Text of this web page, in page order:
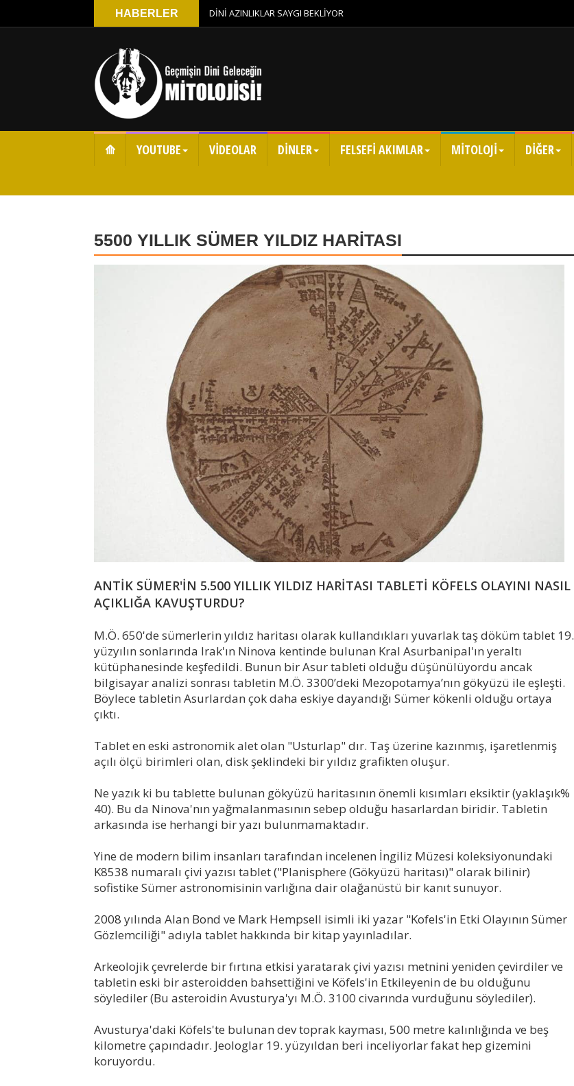
HABERLER DİNİ AZINLIKLAR SAYGI BEKLİYOR
⟰ YOUTUBE VİDEOLAR DİNLER FELSEFİ AKIMLAR MİTOLOJİ DİĞER
5500 YILLIK SÜMER YILDIZ HARİTASI
ANTİK SÜMER'İN 5.500 YILLIK YILDIZ HARİTASI TABLETİ KÖFELS OLAYINI NASIL
AÇIKLIĞA KAVUŞTURDU?
M.Ö. 650'de sümerlerin yıldız haritası olarak kullandıkları yuvarlak taş döküm tablet 19.
yüzyılın sonlarında Irak'ın Ninova kentinde bulunan Kral Asurbanipal'ın yeraltı
kütüphanesinde keşfedildi. Bunun bir Asur tableti olduğu düşünülüyordu ancak
bilgisayar analizi sonrası tabletin M.Ö. 3300’deki Mezopotamya’nın gökyüzü ile eşleşti.
Böylece tabletin Asurlardan çok daha eskiye dayandığı Sümer kökenli olduğu ortaya
çıktı.
Tablet en eski astronomik alet olan "Usturlap" dır. Taş üzerine kazınmış, işaretlenmiş
açılı ölçü birimleri olan, disk şeklindeki bir yıldız grafikten oluşur.
Ne yazık ki bu tablette bulunan gökyüzü haritasının önemli kısımları eksiktir (yaklaşık%
40). Bu da Ninova'nın yağmalanmasının sebep olduğu hasarlardan biridir. Tabletin
arkasında ise herhangi bir yazı bulunmamaktadır.
Yine de modern bilim insanları tarafından incelenen İngiliz Müzesi koleksiyonundaki
K8538 numaralı çivi yazısı tablet ("Planisphere (Gökyüzü haritası)" olarak bilinir)
sofistike Sümer astronomisinin varlığına dair olağanüstü bir kanıt sunuyor.
2008 yılında Alan Bond ve Mark Hempsell isimli iki yazar "Kofels'in Etki Olayının Sümer
Gözlemciliği" adıyla tablet hakkında bir kitap yayınladılar.
Arkeolojik çevrelerde bir fırtına etkisi yaratarak çivi yazısı metnini yeniden çevirdiler ve
tabletin eski bir asteroidden bahsettiğini ve Köfels'in Etkileyenin de bu olduğunu
söylediler (Bu asteroidin Avusturya'yı M.Ö. 3100 civarında vurduğunu söylediler).
Avusturya'daki Köfels'te bulunan dev toprak kayması, 500 metre kalınlığında ve beş
kilometre çapındadır. Jeologlar 19. yüzyıldan beri inceliyorlar fakat hep gizemini
koruyordu.